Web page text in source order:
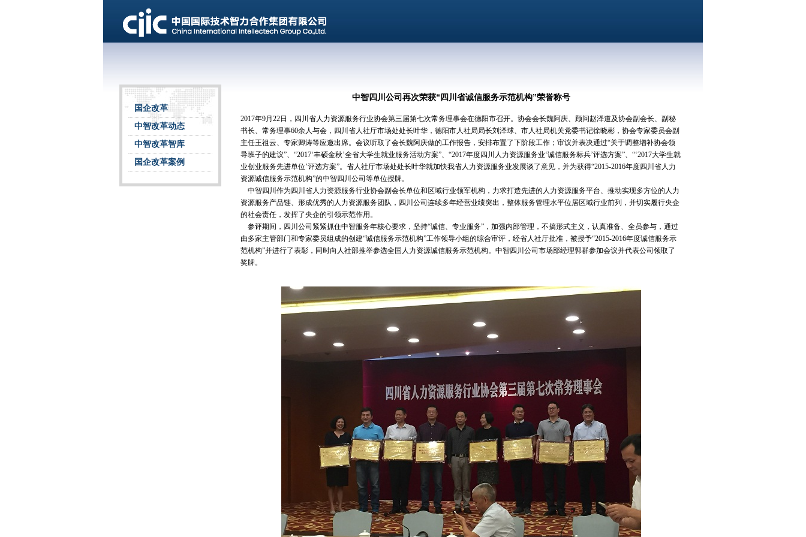
国企改革
中智改革动态
中智改革智库
国企改革案例
中智四川公司再次荣获“四川省诚信服务示范机构”荣誉称号
2017年9月22日，四川省人力资源服务行业协会第三届第七次常务理事会在德阳市召开。协会会长魏阿庆、顾问赵泽道及协会副会长、副秘
书长、常务理事60余人与会，四川省人社厅市场处处长叶华，德阳市人社局局长刘泽球、市人社局机关党委书记徐晓彬，协会专家委员会副
主任王祖云、专家卿涛等应邀出席。会议听取了会长魏阿庆做的工作报告，安排布置了下阶段工作；审议并表决通过“关于调整增补协会领
导班子的建议”、“2017‘丰硕金秋’全省大学生就业服务活动方案”、“2017年度四川人力资源服务业‘诚信服务标兵’评选方案”、“‘2017大学生就
业创业服务先进单位’评选方案”。省人社厅市场处处长叶华就加快我省人力资源服务业发展谈了意见，并为获得“2015-2016年度四川省人力
资源诚信服务示范机构”的中智四川公司等单位授牌。
中智四川作为四川省人力资源服务行业协会副会长单位和区域行业领军机构，力求打造先进的人力资源服务平台、推动实现多方位的人力
资源服务产品链、形成优秀的人力资源服务团队，四川公司连续多年经营业绩突出，整体服务管理水平位居区域行业前列，并切实履行央企
的社会责任，发挥了央企的引领示范作用。
参评期间，四川公司紧紧抓住中智服务年核心要求，坚持“诚信、专业服务”，加强内部管理，不搞形式主义，认真准备、全员参与，通过
由多家主管部门和专家委员组成的创建“诚信服务示范机构”工作领导小组的综合审评，经省人社厅批准，被授予“2015-2016年度诚信服务示
范机构”并进行了表彰，同时向人社部推举参选全国人力资源诚信服务示范机构。中智四川公司市场部经理郭群参加会议并代表公司领取了
奖牌。